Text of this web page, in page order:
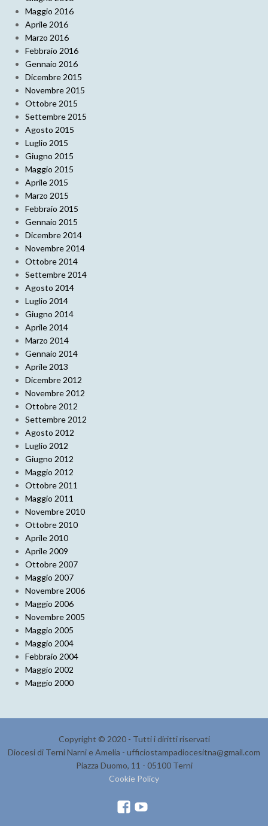
Maggio 2016
Aprile 2016
Marzo 2016
Febbraio 2016
Gennaio 2016
Dicembre 2015
Novembre 2015
Ottobre 2015
Settembre 2015
Agosto 2015
Luglio 2015
Giugno 2015
Maggio 2015
Aprile 2015
Marzo 2015
Febbraio 2015
Gennaio 2015
Dicembre 2014
Novembre 2014
Ottobre 2014
Settembre 2014
Agosto 2014
Luglio 2014
Giugno 2014
Aprile 2014
Marzo 2014
Gennaio 2014
Aprile 2013
Dicembre 2012
Novembre 2012
Ottobre 2012
Settembre 2012
Agosto 2012
Luglio 2012
Giugno 2012
Maggio 2012
Ottobre 2011
Maggio 2011
Novembre 2010
Ottobre 2010
Aprile 2010
Aprile 2009
Ottobre 2007
Maggio 2007
Novembre 2006
Maggio 2006
Novembre 2005
Maggio 2005
Maggio 2004
Febbraio 2004
Maggio 2002
Maggio 2000
Copyright © 2020 - Tutti i diritti riservati
Diocesi di Terni Narni e Amelia - ufficiostampadiocesitna@gmail.com
Piazza Duomo, 11 - 05100 Terni
Cookie Policy
F Y